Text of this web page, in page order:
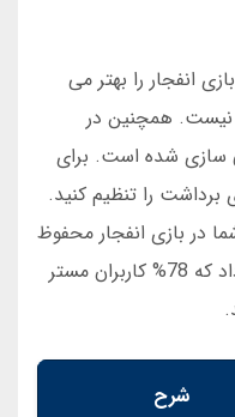
انفجار را بهتر می
نیست. همچنین در
سازی شده است. برای
را تنظیم کنید.
در بازی انفجار محفوظ
است. در مارس 2025، آمار نشان داد که 78% کاربران مستر
شرح